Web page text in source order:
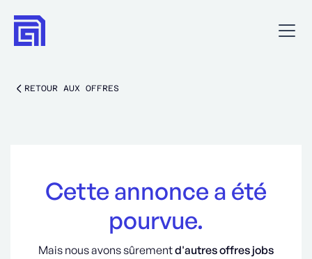
RETOUR AUX OFFRES
Cette annonce a été
pourvue.
Mais nous avons sûrementd'autres offres jobs